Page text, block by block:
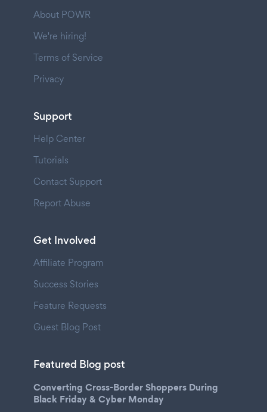
About POWR
We're hiring!
Terms of Service
Privacy
Support
Help Center
Tutorials
Contact Support
Report Abuse
Get Involved
Affiliate Program
Success Stories
Feature Requests
Guest Blog Post
Featured Blog post
Converting Cross-Border Shoppers During
Black Friday & Cyber Monday